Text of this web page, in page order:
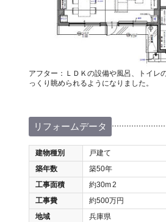
アフター：ＬＤＫの設備や風呂、トイレ
っくり眺められるようになりました。
リフォームデータ
建物種別
戸建て
築年数
築50年
工事面積
約30m2
工事費
約500万円
地域
兵庫県